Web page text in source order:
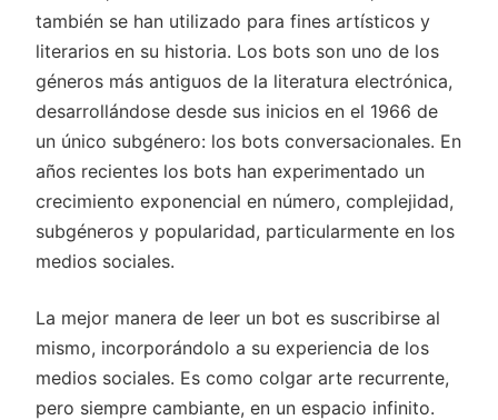
también se han utilizado para fines artísticos y
literarios en su historia. Los bots son uno de los
géneros más antiguos de la literatura electrónica,
desarrollándose desde sus inicios en el 1966 de
un único subgénero: los bots conversacionales. En
años recientes los bots han experimentado un
crecimiento exponencial en número, complejidad,
subgéneros y popularidad, particularmente en los
medios sociales.
La mejor manera de leer un bot es suscribirse al
mismo, incorporándolo a su experiencia de los
medios sociales. Es como colgar arte recurrente,
pero siempre cambiante, en un espacio infinito.